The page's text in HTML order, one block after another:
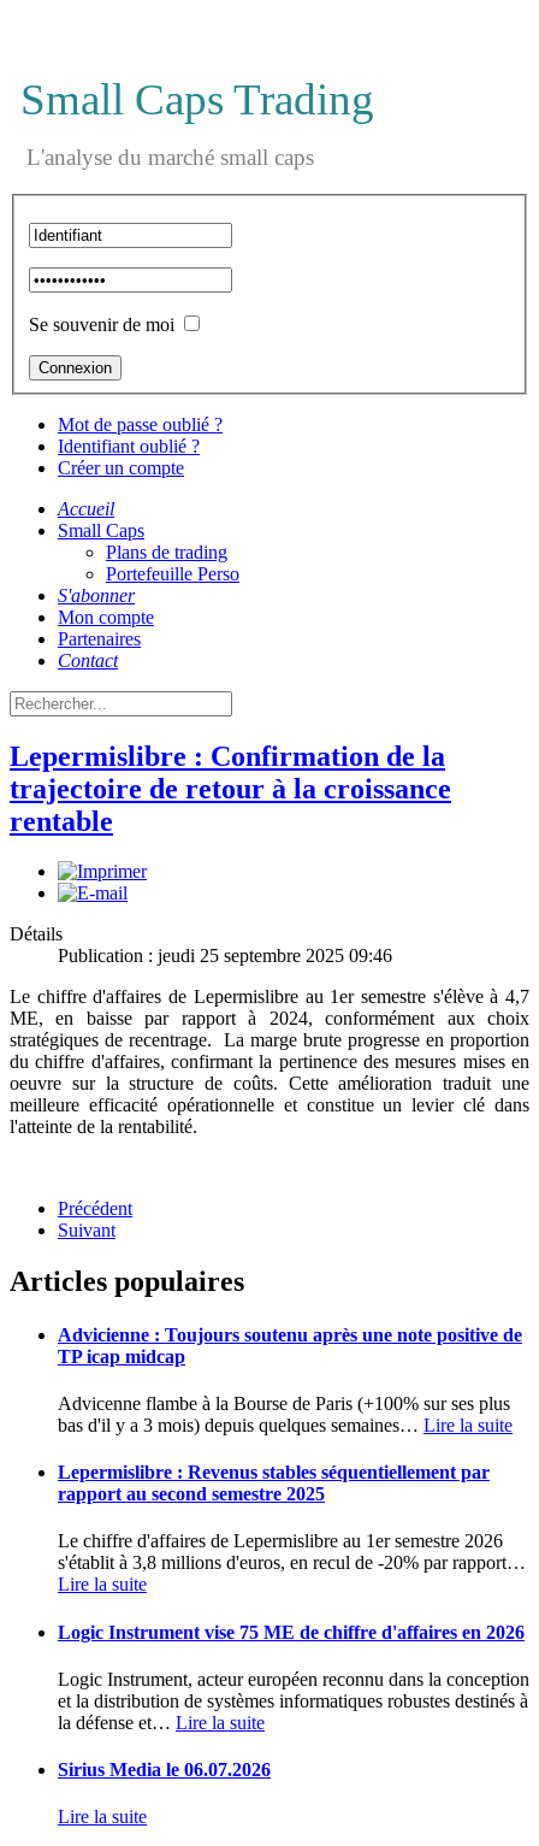
Small Caps Trading
L'analyse du marché small caps
Se souvenir de moi
Mot de passe oublié ?
Identifiant oublié ?
Créer un compte
Accueil
Small Caps
Plans de trading
Portefeuille Perso
S'abonner
Mon compte
Partenaires
Contact
Lepermislibre : Confirmation de la
trajectoire de retour à la croissance
rentable
Détails
Publication : jeudi 25 septembre 2025 09:46
Le chiffre d'affaires de Lepermislibre au 1er semestre s'élève à 4,7
ME, en baisse par rapport à 2024, conformément aux choix
stratégiques de recentrage. La marge brute progresse en proportion
du chiffre d'affaires, confirmant la pertinence des mesures mises en
oeuvre sur la structure de coûts. Cette amélioration traduit une
meilleure efficacité opérationnelle et constitue un levier clé dans
l'atteinte de la rentabilité.
Précédent
Suivant
Articles populaires
Advicienne : Toujours soutenu après une note positive de
TP icap midcap
Advicenne flambe à la Bourse de Paris (+100% sur ses plus
bas d'il y a 3 mois) depuis quelques semaines… Lire la suite
Lepermislibre : Revenus stables séquentiellement par
rapport au second semestre 2025
Le chiffre d'affaires de Lepermislibre au 1er semestre 2026
s'établit à 3,8 millions d'euros, en recul de -20% par rapport…
Lire la suite
Logic Instrument vise 75 ME de chiffre d'affaires en 2026
Logic Instrument, acteur européen reconnu dans la conception
et la distribution de systèmes informatiques robustes destinés à
la défense et… Lire la suite
Sirius Media le 06.07.2026
Lire la suite